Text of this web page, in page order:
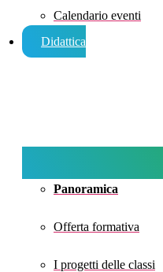
Calendario eventi
Didattica
Panoramica
Offerta formativa
I progetti delle classi